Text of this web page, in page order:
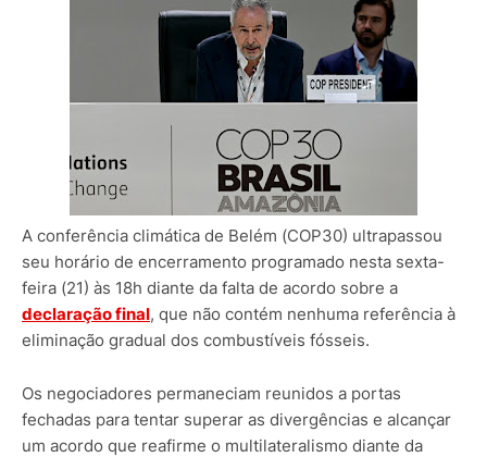
A conferência climática de Belém (COP30) ultrapassou
seu horário de encerramento programado nesta sexta-
feira (21) às 18h diante da falta de acordo sobre a
declaração final, que não contém nenhuma referência à
eliminação gradual dos combustíveis fósseis.
Os negociadores permaneciam reunidos a portas
fechadas para tentar superar as divergências e alcançar
um acordo que reafirme o multilateralismo diante da